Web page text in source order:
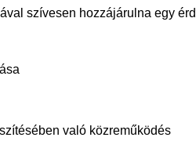
szívesen hozzájárulna egy
való közreműködés